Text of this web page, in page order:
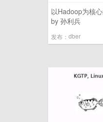
以Hadoop为核
by 孙利兵
发布： dber